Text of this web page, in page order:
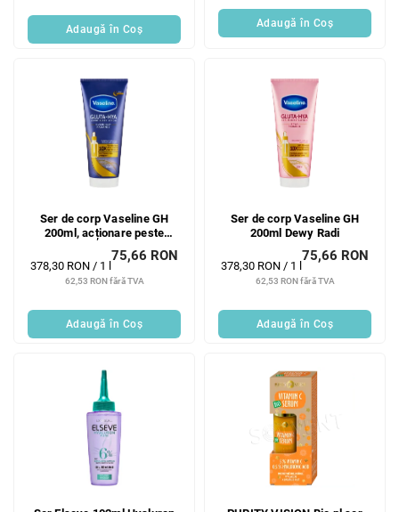
Adaugă în Coş Adaugă în Coş
Ser de corp Vaseline GH
200ml, acționare peste
62,53 RON fără TVA
75,66 RON
Evaluare
378,30 RON / 1 l
Adaugă în Coş
Ser de corp Vaseline GH
200ml Dewy Radi
62,53 RON fără TVA
75,66 RON
Evaluare
378,30 RON / 1 l
Adaugă în Coş